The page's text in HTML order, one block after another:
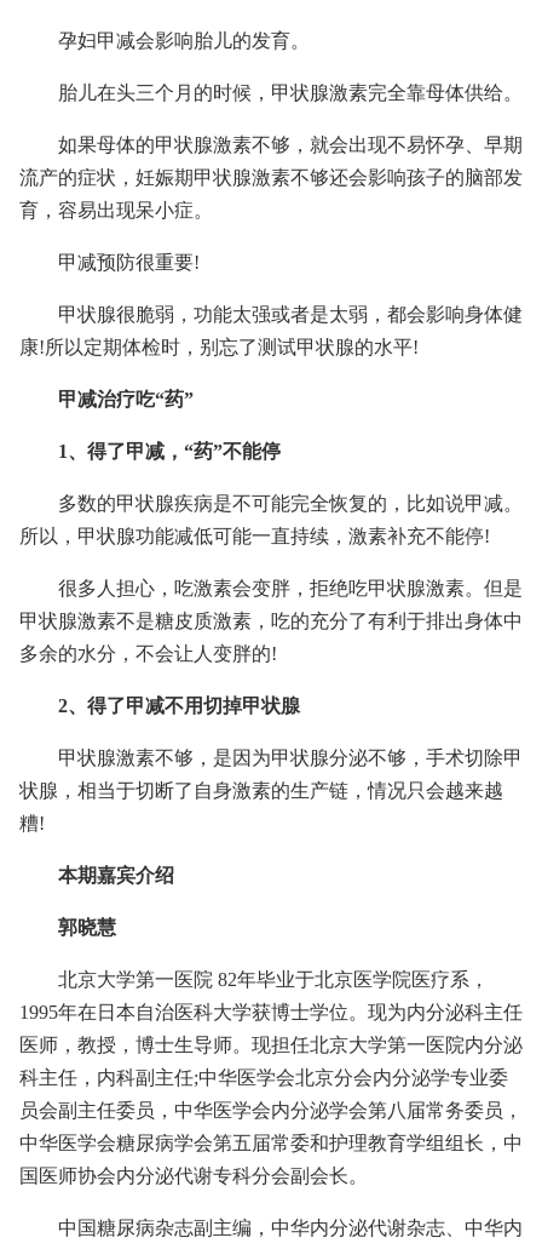
孕妇甲减会影响胎儿的发育。
胎儿在头三个月的时候，甲状腺激素完全靠母体供给。
如果母体的甲状腺激素不够，就会出现不易怀孕、早期
流产的症状，妊娠期甲状腺激素不够还会影响孩子的脑部发
育，容易出现呆小症。
甲减预防很重要!
甲状腺很脆弱，功能太强或者是太弱，都会影响身体健
康!所以定期体检时，别忘了测试甲状腺的水平!
甲减治疗吃“药”
1、得了甲减，“药”不能停
多数的甲状腺疾病是不可能完全恢复的，比如说甲减。
所以，甲状腺功能减低可能一直持续，激素补充不能停!
很多人担心，吃激素会变胖，拒绝吃甲状腺激素。但是
甲状腺激素不是糖皮质激素，吃的充分了有利于排出身体中
多余的水分，不会让人变胖的!
2、得了甲减不用切掉甲状腺
甲状腺激素不够，是因为甲状腺分泌不够，手术切除甲
状腺，相当于切断了自身激素的生产链，情况只会越来越
糟!
本期嘉宾介绍
郭晓慧
北京大学第一医院 82年毕业于北京医学院医疗系，
1995年在日本自治医科大学获博士学位。现为内分泌科主任
医师，教授，博士生导师。现担任北京大学第一医院内分泌
科主任，内科副主任;中华医学会北京分会内分泌学专业委
员会副主任委员，中华医学会内分泌学会第八届常务委员，
中华医学会糖尿病学会第五届常委和护理教育学组组长，中
国医师协会内分泌代谢专科分会副会长。
中国糖尿病杂志副主编，中华内分泌代谢杂志、中华内